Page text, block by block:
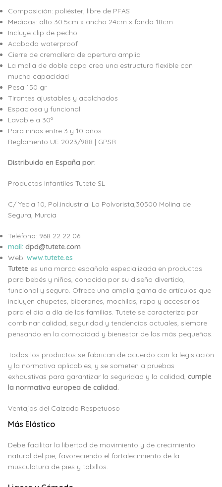
Composición: poliéster, libre de PFAS
Medidas: alto 30.5cm x ancho 24cm x fondo 18cm
Incluye clip de pecho
Acabado waterproof
Cierre de cremallera de apertura amplia
La malla de doble capa crea una estructura flexible con
mucha capacidad
Pesa 150 gr
Tirantes ajustables y acolchados
Espaciosa y funcional
Lavable a 30º
Para niños entre 3 y 10 años
Reglamento UE 2023/988 | GPSR
Distribuido en España por:
Productos Infantiles Tutete SL
C/ Yecla 10, Pol.industrial La Polvorista,30500 Molina de
Segura, Murcia
Teléfono: 968 22 22 06
mail: dpd@tutete.com
Web: www.tutete.es
Tutete es una marca española especializada en productos
para bebés y niños, conocida por su diseño divertido,
funcional y seguro. Ofrece una amplia gama de artículos que
incluyen chupetes, biberones, mochilas, ropa y accesorios
para el día a día de las familias. Tutete se caracteriza por
combinar calidad, seguridad y tendencias actuales, siempre
pensando en la comodidad y bienestar de los más pequeños.
Todos los productos se fabrican de acuerdo con la legislación
y la normativa aplicables, y se someten a pruebas
exhaustivas para garantizar la seguridad y la calidad, cumple
la normativa europea de calidad.
Ventajas del Calzado Respetuoso
Más Elástico
Debe facilitar la libertad de movimiento y de crecimiento
natural del pie, favoreciendo el fortalecimiento de la
musculatura de pies y tobillos.